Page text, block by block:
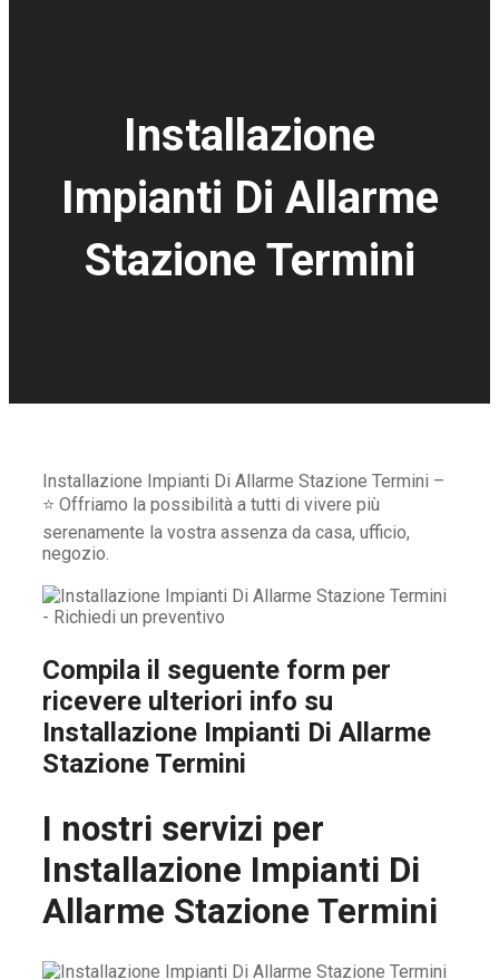
Installazione
Impianti Di Allarme
Stazione Termini
Installazione Impianti Di Allarme Stazione Termini –
⭐ Offriamo la possibilità a tutti di vivere più
serenamente la vostra assenza da casa, ufficio,
negozio.
Compila il seguente form per
ricevere ulteriori info su
Installazione Impianti Di Allarme
Stazione Termini
I nostri servizi per
Installazione Impianti Di
Allarme Stazione Termini